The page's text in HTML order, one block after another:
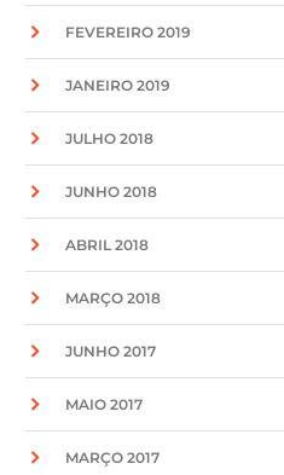
FEVEREIRO 2019
JANEIRO 2019
JULHO 2018
JUNHO 2018
ABRIL 2018
MARÇO 2018
JUNHO 2017
MAIO 2017
MARÇO 2017